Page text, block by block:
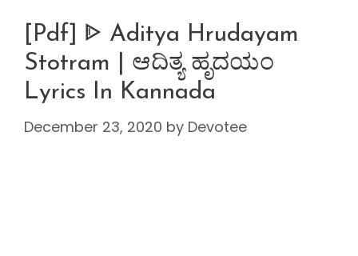
[Pdf] ᐈ Aditya Hrudayam
Stotram | ಆದಿತ್ಯ ಹೃದಯಂ
Lyrics In Kannada
December 23, 2020 by Devotee